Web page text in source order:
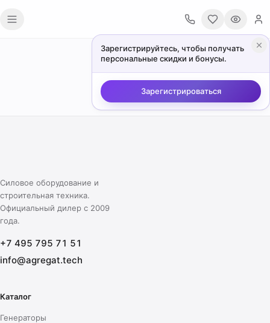
Зарегистрируйтесь, чтобы получать
персональные скидки и бонусы.
Зарегистрироваться
Силовое оборудование и
строительная техника.
Официальный дилер с 2009
года.
+7 495 795 71 51
info@agregat.tech
Каталог
Генераторы